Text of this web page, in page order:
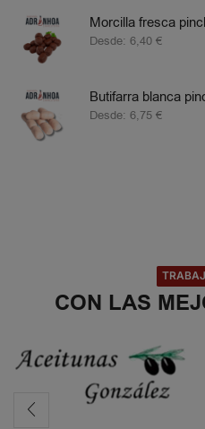
Morcilla fresca
Desde: 6,40 €
Butifarra blanca
Desde: 6,75 €
CON LAS